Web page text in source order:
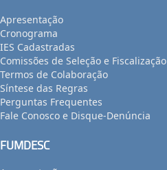
Apresentação
Cronograma
IES Cadastradas
Comissões de Seleção e Fiscalização
Termos de Colaboração
Síntese das Regras
Perguntas Frequentes
Fale Conosco e Disque-Denúncia
FUMDESC